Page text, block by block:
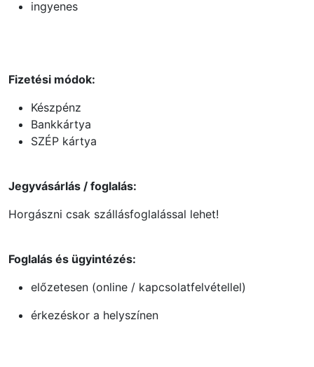
ingyenes
Fizetési módok:
Készpénz
Bankkártya
SZÉP kártya
Jegyvásárlás / foglalás:
Horgászni csak szállásfoglalással lehet!
Foglalás és ügyintézés:
előzetesen (online / kapcsolatfelvétellel)
érkezéskor a helyszínen